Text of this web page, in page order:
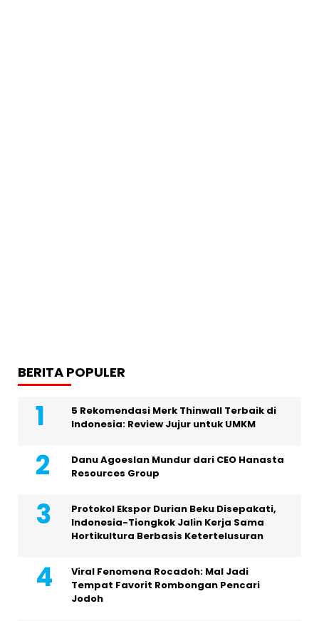
BERITA POPULER
5 Rekomendasi Merk Thinwall Terbaik di
Indonesia: Review Jujur untuk UMKM
Danu Agoeslan Mundur dari CEO Hanasta
Resources Group
Protokol Ekspor Durian Beku Disepakati,
Indonesia-Tiongkok Jalin Kerja Sama
Hortikultura Berbasis Ketertelusuran
Viral Fenomena Rocadoh: Mal Jadi
Tempat Favorit Rombongan Pencari
Jodoh